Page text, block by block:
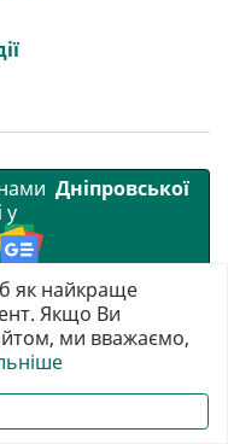
r
Дніпровської
у
як найкраще
Якщо Ви
ми вважаємо,